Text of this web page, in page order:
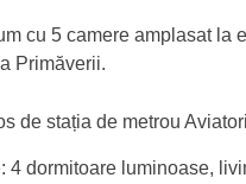
cu 5 camere amplasat la
Primăverii.
de stația de metrou
4 dormitoare luminoase,